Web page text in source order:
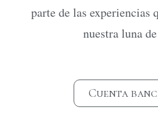
parte de las experiencias
nuestra luna
Cuenta